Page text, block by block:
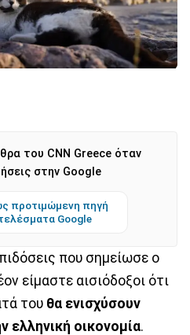
του CNN Greece όταν
στην Google
προτιμώμενη πηγή
Google
που σημείωσε ο
είμαστε αισιόδοξοι ότι
του θα ενισχύσουν
ελληνική οικονομία.